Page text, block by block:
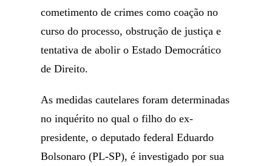
cometimento de crimes como coação no
curso do processo, obstrução de justiça e
tentativa de abolir o Estado Democrático
de Direito.
As medidas cautelares foram determinadas
no inquérito no qual o filho do ex-
presidente, o deputado federal Eduardo
Bolsonaro (PL-SP), é investigado por sua